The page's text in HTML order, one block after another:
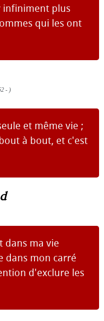
infiniment plus
qui les ont
- )
et même vie ;
à bout, et c'est
dans ma vie
dans mon carré
d'exclure les